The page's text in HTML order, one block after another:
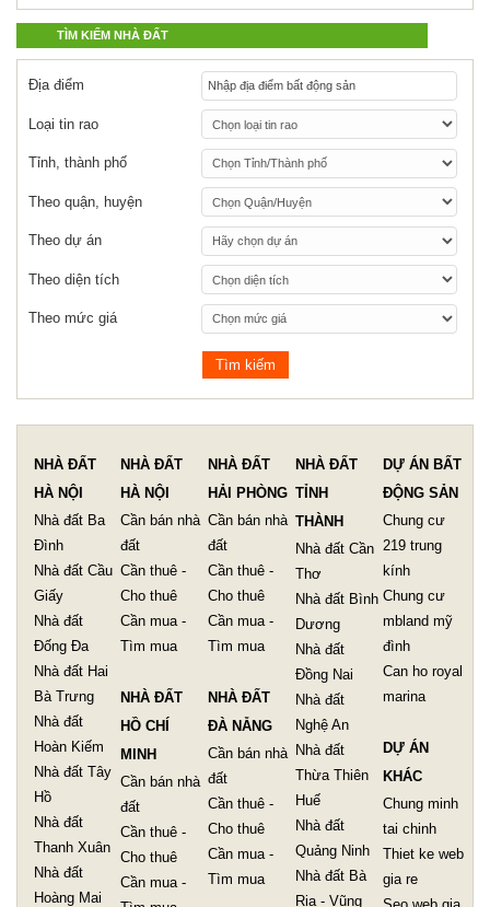
TÌM KIẾM NHÀ ĐẤT
Địa điểm
Loại tin rao
Tỉnh, thành phố
Theo quận, huyện
Theo dự án
Theo diện tích
Theo mức giá
NHÀ ĐẤT
HÀ NỘI
Nhà đất Ba
Đình
Nhà đất Cầu
Giấy
Nhà đất
Đống Đa
Nhà đất Hai
Bà Trưng
Nhà đất
Hoàn Kiếm
Nhà đất Tây
Hồ
Nhà đất
Thanh Xuân
Nhà đất
Hoàng Mai
NHÀ ĐẤT
HÀ NỘI
Cần bán nhà
đất
Cần thuê -
Cho thuê
Cần mua -
Tìm mua
NHÀ ĐẤT
HỒ CHÍ
MINH
Cần bán nhà
đất
Cần thuê -
Cho thuê
Cần mua -
NHÀ ĐẤT
HẢI PHÒNG
Cần bán nhà
đất
Cần thuê -
Cho thuê
Cần mua -
Tìm mua
NHÀ ĐẤT
ĐÀ NẴNG
Cần bán nhà
đất
Cần thuê -
Cho thuê
Cần mua -
Tìm mua
NHÀ ĐẤT
TỈNH
THÀNH
Nhà đất Cần
Thơ
Nhà đất Bình
Dương
Nhà đất
Đồng Nai
Nhà đất
Nghệ An
Nhà đất
Thừa Thiên
Huế
Nhà đất
Quảng Ninh
Nhà đất Bà
Rịa - Vũng
DỰ ÁN BẤT
ĐỘNG SẢN
Chung cư
219 trung
kính
Chung cư
mbland mỹ
đình
Can ho royal
marina
DỰ ÁN
KHÁC
Chung minh
tai chinh
Thiet ke web
gia re